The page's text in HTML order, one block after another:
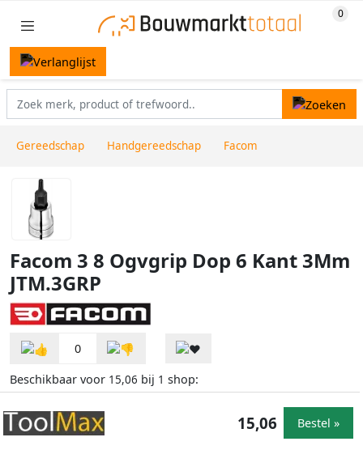
Gereedschap Handgereedschap Facom
Facom 3 8 Ogvgrip Dop 6 Kant 3Mm
JTM.3GRP
0
Beschikbaar voor 15,06 bij 1 shop:
15,06 Bestel »